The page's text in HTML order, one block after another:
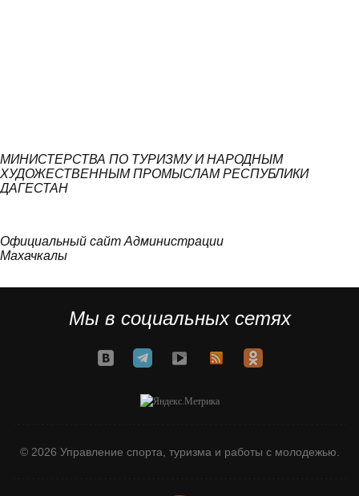
МИНИСТЕРСТВА ПО ТУРИЗМУ И НАРОДНЫМ
ХУДОЖЕСТВЕННЫМ ПРОМЫСЛАМ РЕСПУБЛИКИ
ДАГЕСТАН
Официальный сайт Администрации
Махачкалы
Мы в социальных сетях
© 2026 Управление спорта, туризма и работы с молодежью.